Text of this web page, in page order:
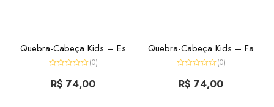
Quebra-Cabeça Kids – Es
0
de
(0)
R$ 74,00
Quebra-Cabeça Kids – Fa
0
de
(0)
R$ 74,00